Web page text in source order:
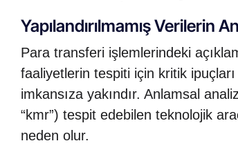
Yapılandırılmamış Verilerin
Para transferi işlemlerindeki
faaliyetlerin tespiti için kritik
imkansıza yakındır. Anlamsal
“kmr”) tespit edebilen teknolojik
neden olur.